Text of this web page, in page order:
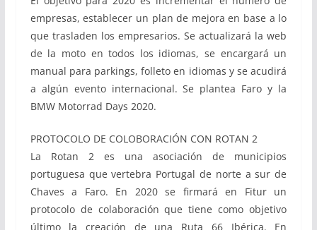
empresas, establecer un plan de mejora en base a lo
que trasladen los empresarios. Se actualizará la web
de la moto en todos los idiomas, se encargará un
manual para parkings, folleto en idiomas y se acudirá
a algún evento internacional. Se plantea Faro y la
BMW Motorrad Days 2020.
PROTOCOLO DE COLOBORACIÓN CON ROTAN 2
La Rotan 2 es una asociación de municipios
portuguesa que vertebra Portugal de norte a sur de
Chaves a Faro. En 2020 se firmará en Fitur un
protocolo de colaboración que tiene como objetivo
último la creación de una Ruta 66 Ibérica. En